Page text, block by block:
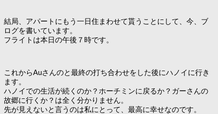
結局、アパートにもう一日住まわせて貰うことにして、今、ブ
ログを書いています。
フライトは本日の午後７時です。
これからAuさんのと最終の打ち合わせをした後にハノイに行き
ます。
ハノイでの生活が続くのか？ホーチミンに戻るか？ガーさんの
故郷に行くか？は全く分かりません。
先が見えないと言うのは私にとって、最高に幸せなのです。